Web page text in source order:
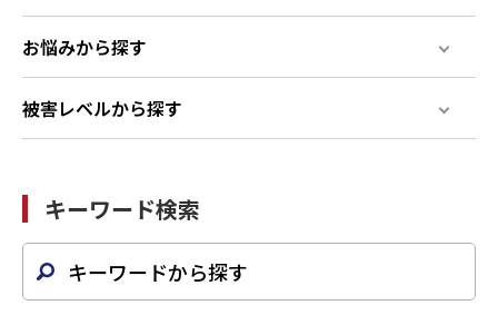
お悩みから探す
被害レベルから探す
キーワード検索